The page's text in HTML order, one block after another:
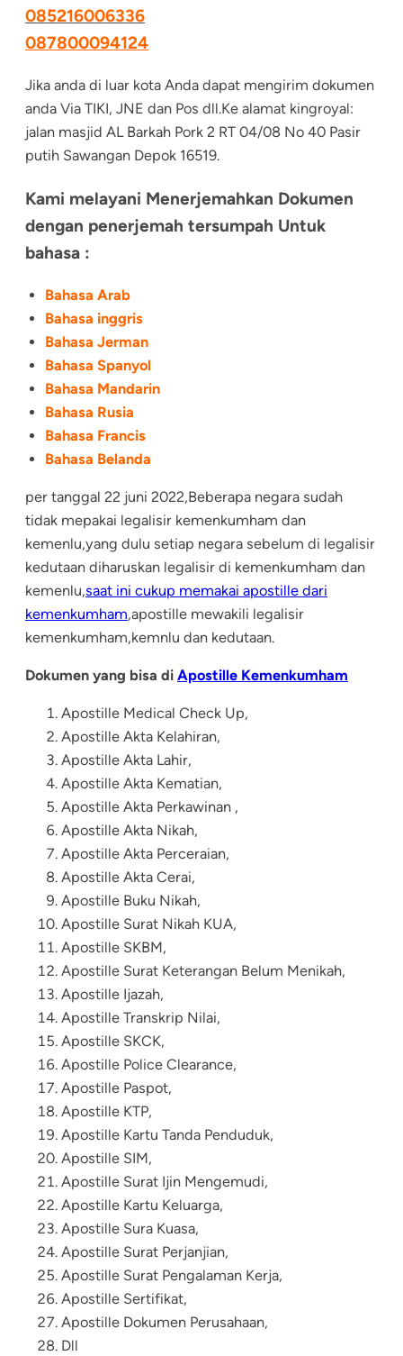
085216006336
087800094124
Jika anda di luar kota Anda dapat mengirim dokumen
anda Via TIKI, JNE dan Pos dll.Ke alamat kingroyal:
jalan masjid AL Barkah Pork 2 RT 04/08 No 40 Pasir
putih Sawangan Depok 16519.
Kami melayani Menerjemahkan Dokumen
dengan penerjemah tersumpah Untuk
bahasa :
Bahasa Arab
Bahasa inggris
Bahasa Jerman
Bahasa Spanyol
Bahasa Mandarin
Bahasa Rusia
Bahasa Francis
Bahasa Belanda
per tanggal 22 juni 2022,Beberapa negara sudah
tidak mepakai legalisir kemenkumham dan
kemenlu,yang dulu setiap negara sebelum di legalisir
kedutaan diharuskan legalisir di kemenkumham dan
kemenlu,saat ini cukup memakai apostille dari
kemenkumham,apostille mewakili legalisir
kemenkumham,kemnlu dan kedutaan.
Dokumen yang bisa di Apostille Kemenkumham
Apostille Medical Check Up,
Apostille Akta Kelahiran,
Apostille Akta Lahir,
Apostille Akta Kematian,
Apostille Akta Perkawinan ,
Apostille Akta Nikah,
Apostille Akta Perceraian,
Apostille Akta Cerai,
Apostille Buku Nikah,
Apostille Surat Nikah KUA,
Apostille SKBM,
Apostille Surat Keterangan Belum Menikah,
Apostille Ijazah,
Apostille Transkrip Nilai,
Apostille SKCK,
Apostille Police Clearance,
Apostille Paspot,
Apostille KTP,
Apostille Kartu Tanda Penduduk,
Apostille SIM,
Apostille Surat Ijin Mengemudi,
Apostille Kartu Keluarga,
Apostille Sura Kuasa,
Apostille Surat Perjanjian,
Apostille Surat Pengalaman Kerja,
Apostille Sertifikat,
Apostille Dokumen Perusahaan,
Dll